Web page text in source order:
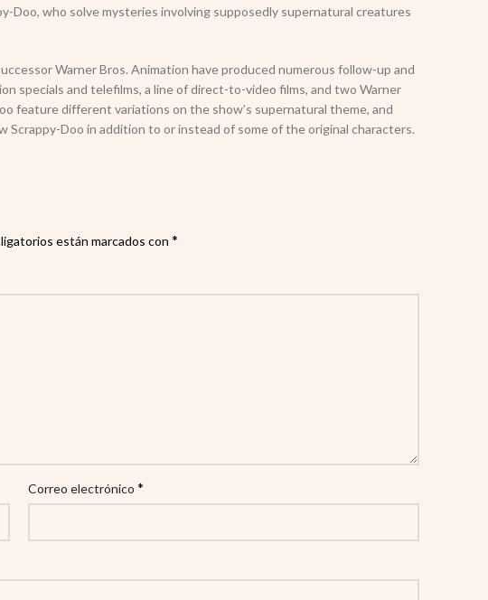
Doo, who solve mysteries involving supposedly supernatural creatures
Warner Bros. Animation have produced numerous follow-up and
specials and telefilms, a line of direct-to-video films, and two Warner
feature different variations on the show’s supernatural theme, and
Scrappy-Doo in addition to or instead of some of the original characters.
están marcados con *
Correo electrónico *